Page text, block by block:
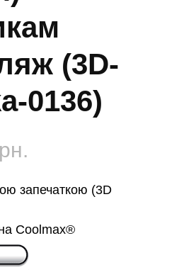
(3D-
0136)
запечаткою (3D
Coolmax®